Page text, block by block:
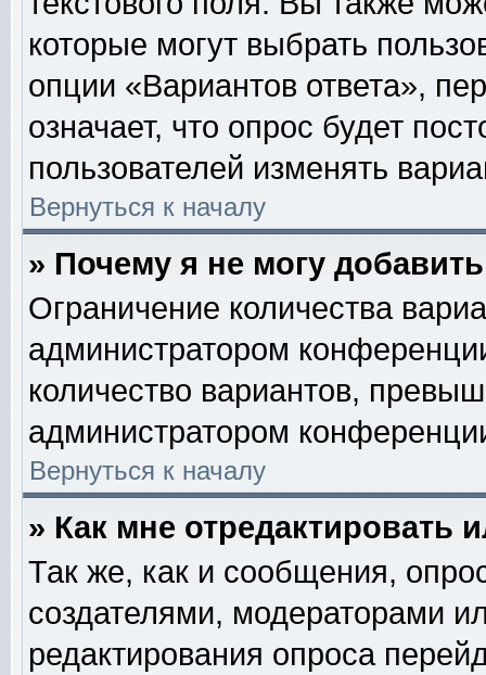
которые могут выбрать
опции «Вариантов ответа»,
означает, что опрос будет
пользователей изменять
Вернуться к началу
» Почему я не могу
Ограничение количества
администратором
количество вариантов,
администратором
Вернуться к началу
» Как мне отредактировать
Так же, как и сообщения,
создателями, модераторами
редактирования опроса